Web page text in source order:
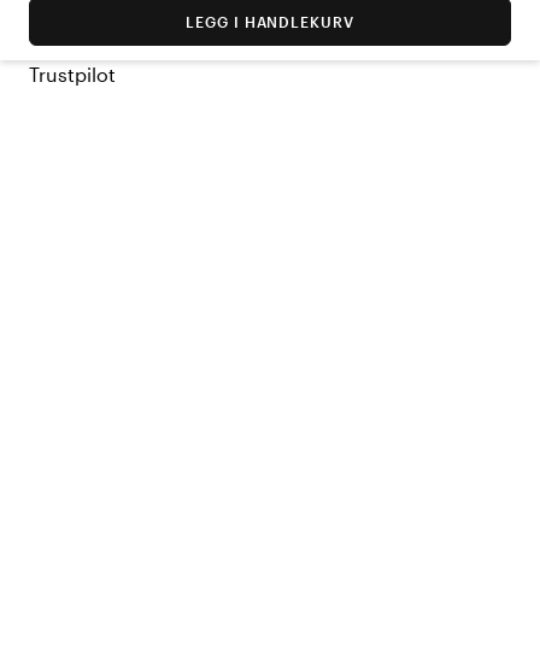
LEGG I HANDLEKURV
Trustpilot